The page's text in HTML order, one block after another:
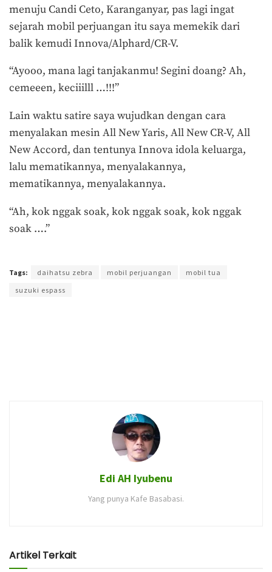
menuju Candi Ceto, Karanganyar, pas lagi ingat
sejarah mobil perjuangan itu saya memekik dari
balik kemudi Innova/Alphard/CR-V.
“Ayooo, mana lagi tanjakanmu! Segini doang? Ah,
cemeeen, keciiilll …!!!”
Lain waktu satire saya wujudkan dengan cara
menyalakan mesin All New Yaris, All New CR-V, All
New Accord, dan tentunya Innova idola keluarga,
lalu mematikannya, menyalakannya,
mematikannya, menyalakannya.
“Ah, kok nggak soak, kok nggak soak, kok nggak
soak ….”
Tags: daihatsu zebra mobil perjuangan
mobil tua
suzuki espass
Edi AH Iyubenu
Yang punya Kafe Basabasi.
Artikel Terkait